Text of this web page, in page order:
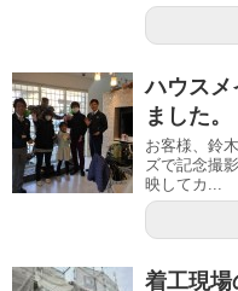
ハウスメ
ました。
お客様、鈴
ズで記念撮
映してカ...
着工現場